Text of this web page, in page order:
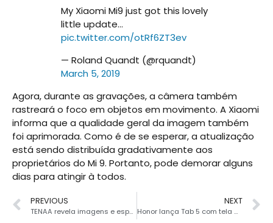
My Xiaomi Mi9 just got this lovely
little update…
pic.twitter.com/otRf6ZT3ev
— Roland Quandt (@rquandt)
March 5, 2019
Agora, durante as gravações, a câmera também
rastreará o foco em objetos em movimento. A Xiaomi
informa que a qualidade geral da imagem também
foi aprimorada. Como é de se esperar, a atualização
está sendo distribuída gradativamente aos
proprietários do Mi 9. Portanto, pode demorar alguns
dias para atingir à todos.
PREVIOUS
TENAA revela imagens e especificações do Xiaomi Redmi 7
NEXT
Honor lança Tab 5 com tela de 8″ e bateria de 5.100 mAh